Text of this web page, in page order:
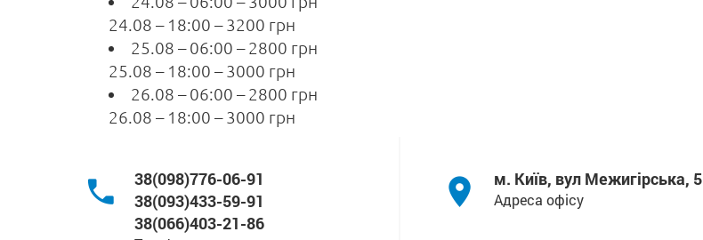
24.08 – 18:00 – 3200 грн
25.08 – 06:00 – 2800 грн
25.08 – 18:00 – 3000 грн
26.08 – 06:00 – 2800 грн
26.08 – 18:00 – 3000 грн
38(098)776-06-91
38(093)433-59-91
38(066)403-21-86
м. Київ, вул Межигірська, 5
Адреса офісу